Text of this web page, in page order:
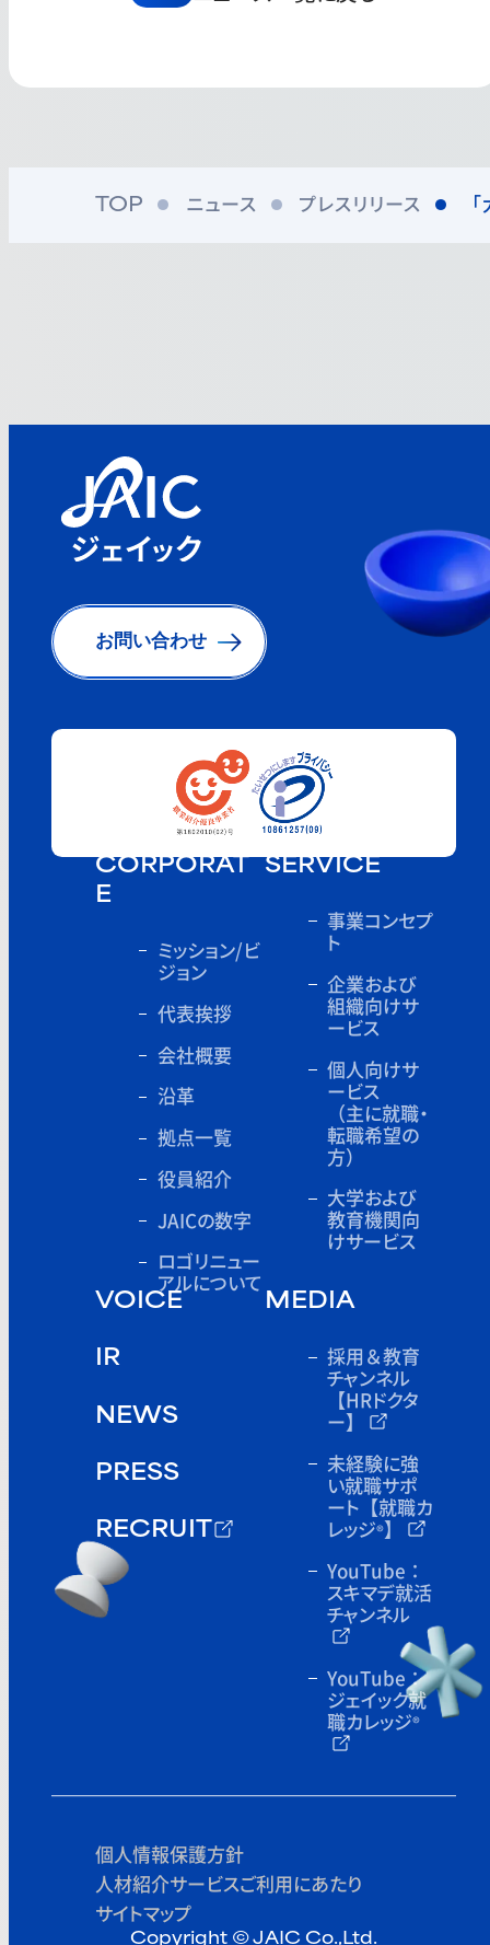
TOP ニュース プレスリリース
お問い合わせ
CORPORAT
E
ミッション/ビ
ジョン
代表挨拶
会社概要
沿革
拠点一覧
役員紹介
JAICの数字
ロゴリニュー
アルについて
SERVICE
事業コンセプ
ト
企業および
組織向けサ
ービス
個人向けサ
ービス
（主に就職・
転職希望の
方）
大学および
教育機関向
けサービス
VOICE
IR
NEWS
PRESS
RECRUIT
MEDIA
採用＆教育
チャンネル
【HRドクタ
ー】
未経験に強
い就職サポ
ート 【就職カ
レッジ®】
YouTube：
スキマデ就活
チャンネル
YouTube：
ジェイック就
職カレッジ®
個人情報保護方針
人材紹介サービスご利用にあたり
サイトマップ
Copyright © JAIC Co.,Ltd.